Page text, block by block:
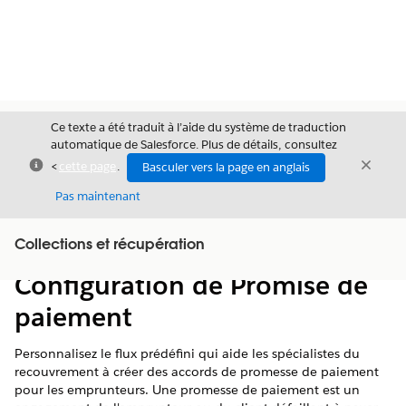
Fermer
Ce texte a été traduit à l’aide du système de traduction
automatique de Salesforce. Plus de détails, consultez
<cette page .
Basculer vers la page en anglais
Pas maintenant
Fermer
Collections et récupération
Afficher la table des matières
Table des
Configuration de Promise de
paiement
Personnalisez le flux prédéfini qui aide les spécialistes du
recouvrement à créer des accords de promesse de paiement
pour les emprunteurs. Une promesse de paiement est un